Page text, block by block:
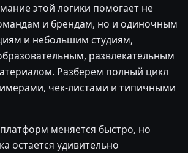
этой логики помогает не
и брендам, но и одиночным
и небольшим студиям,
развлекательным
Разберем полный цикл
чек-листами и типичными
меняется быстро, но
остается удивительно